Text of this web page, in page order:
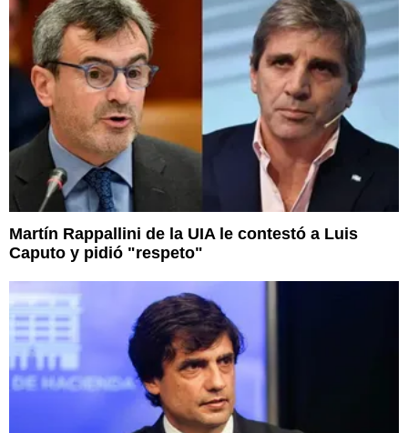
Martín Rappallini de la UIA le contestó a Luis
Caputo y pidió "respeto"